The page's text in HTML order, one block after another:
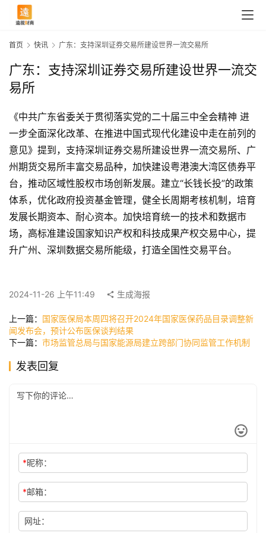
首
页
讯
公
司
技
首页 快讯 广东：支持深圳证券交易所建设世界一流交易所
广东：支持深圳证券交易所建设世界一流交
易所
《中共广东省委关于贯彻落实党的二十届三中全会精神 进
一步全面深化改革、在推进中国式现代化建设中走在前列的
意见》提到，支持深圳证券交易所建设世界一流交易所、广
州期货交易所丰富交易品种，加快建设粤港澳大湾区债券平
台，推动区域性股权市场创新发展。建立“长钱长投”的政策
体系，优化政府投资基金管理，健全长周期考核机制，培育
发展长期资本、耐心资本。加快培育统一的技术和数据市
场，高标准建设国家知识产权和科技成果产权交易中心，提
升广州、深圳数据交易所能级，打造全国性交易平台。
2024-11-26 上午11:49 生成海报
上一篇： 国家医保局本周四将召开2024年国家医保药品目录调整新
闻发布会，预计公布医保谈判结果
下一篇： 市场监管总局与国家能源局建立跨部门协同监管工作机制
发表回复
*昵称：
*邮箱：
网址：